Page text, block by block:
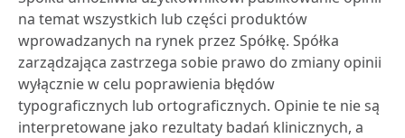
na temat wszystkich lub części produktów
wprowadzanych na rynek przez Spółkę. Spółka
zarządzająca zastrzega sobie prawo do zmiany opinii
wyłącznie w celu poprawienia błędów
typograficznych lub ortograficznych. Opinie te nie są
interpretowane jako rezultaty badań klinicznych, a